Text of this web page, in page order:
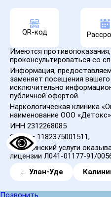
Имеются
проконсультироваться со
Информация,
заменяет посещения
исключительно
публичной офертой.
Наркологическая клиника
наименование ООО «Детокс»
ИНН 2312268085
ОГРН – 1182375001511,
Медицинский услуги
лицензии Л041-01177-91/
QR-код
← Улан-Уде
Позвонить